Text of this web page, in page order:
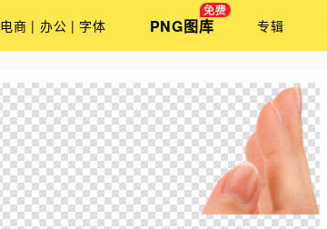
电商 | 办公 | 字体 PNG图库 专辑